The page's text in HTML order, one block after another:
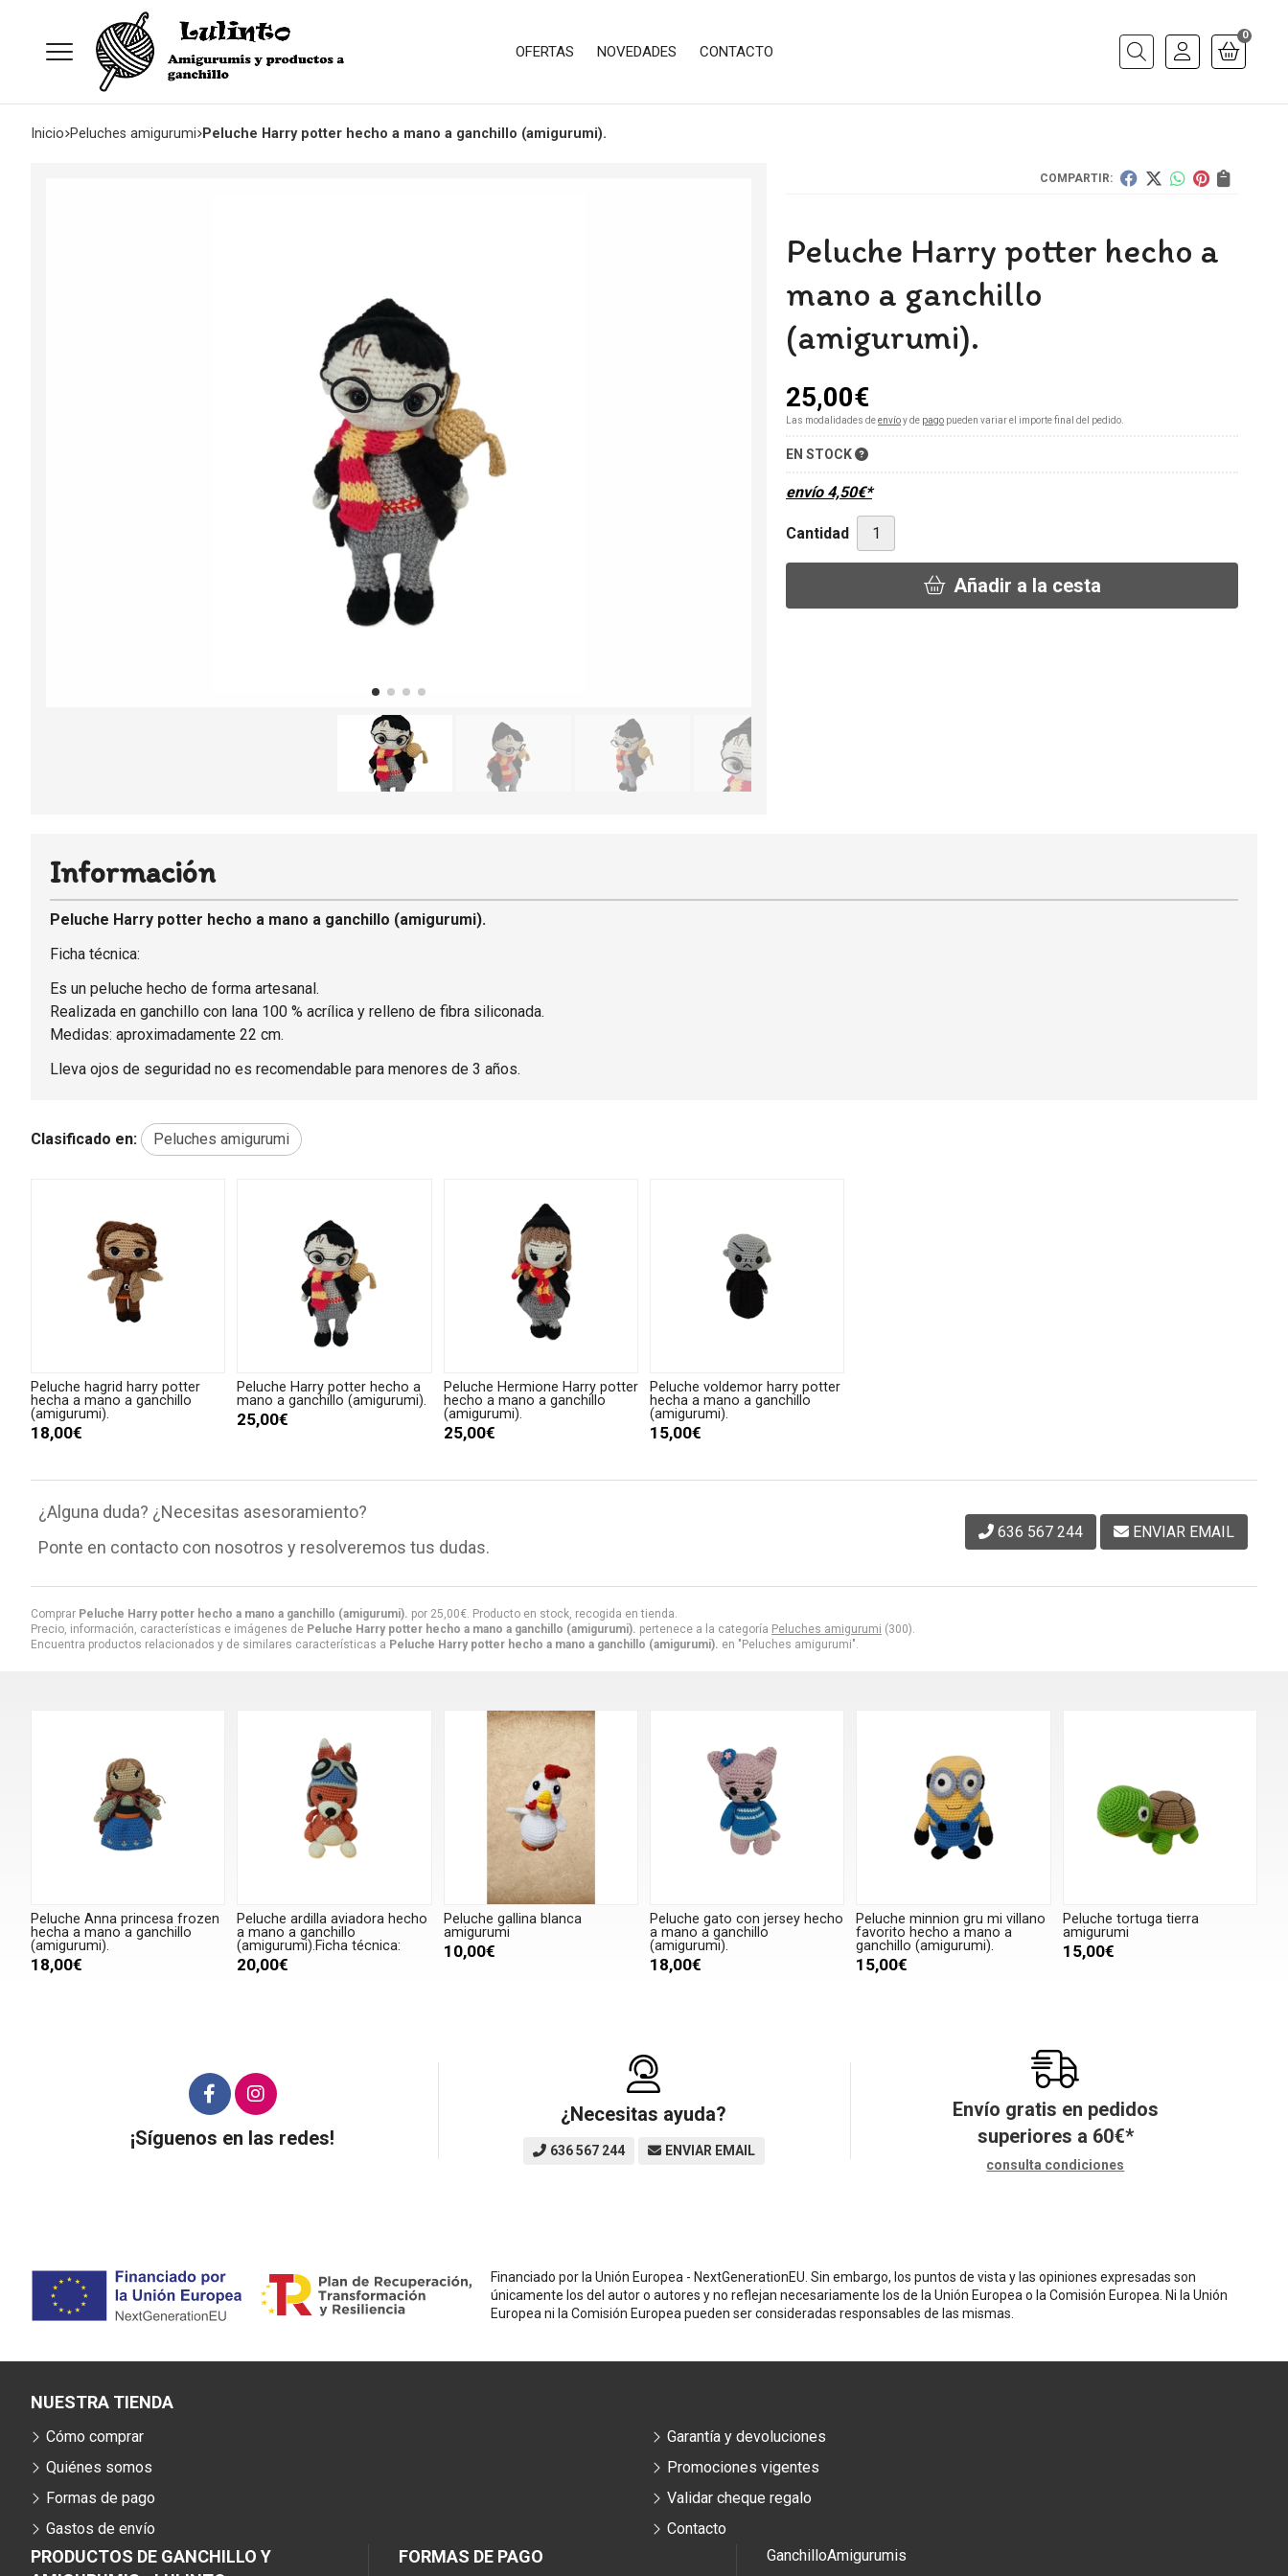
OFERTAS NOVEDADES CONTACTO
Buscar
0
Inicio peluches amigurumi Peluche Harry potter hecho a mano a ganchillo (amigurumi).
COMPARTIR:
Peluche Harry potter hecho a
mano a ganchillo
(amigurumi).
25,00€
Las modalidades deenvíoy de pago pueden variar el importe final del pedido.
EN STOCK
envío 4,50€*
Cantidad
Añadir a la cesta
Comprar Peluche Harry potter hecho a mano a ganchillo (amigurumi). por 25,00€. Producto en stock, recogida en tienda.
Precio, información, características e imágenes de Peluche Harry potter hecho a mano a ganchillo (amigurumi). pertenece a la categoría Peluches amigurumi (300).
Encuentra productos relacionados y de similares características a Peluche Harry potter hecho a mano a ganchillo (amigurumi). en "Peluches amigurumi".
Información
Peluche Harry potter hecho a mano a ganchillo (amigurumi).
Ficha técnica:
Es un peluche hecho de forma artesanal.
Realizada en ganchillo con lana 100 % acrílica y relleno de fibra siliconada.
Medidas: aproximadamente 22 cm.
Lleva ojos de seguridad no es recomendable para menores de 3 años.
Clasificado en: Peluches amigurumi
Peluche hagrid harry potter
hecha a mano a ganchillo
(amigurumi).
18,00€
Peluche Harry potter hecho a
mano a ganchillo (amigurumi).
25,00€
Peluche Hermione Harry potter
hecho a mano a ganchillo
(amigurumi).
25,00€
Peluche voldemor harry potter
hecha a mano a ganchillo
(amigurumi).
15,00€
¿Alguna duda? ¿Necesitas asesoramiento?
Ponte en contacto con nosotros y resolveremos tus dudas.
636 567 244 ENVIAR EMAIL
Peluche Anna princesa frozen
hecha a mano a ganchillo
(amigurumi).
18,00€
Peluche ardilla aviadora hecho
a mano a ganchillo
(amigurumi).Ficha técnica:
20,00€
Peluche gallina blanca
amigurumi
10,00€
Peluche gato con jersey hecho
a mano a ganchillo
(amigurumi).
18,00€
Peluche minnion gru mi villano
favorito hecho a mano a
ganchillo (amigurumi).
15,00€
Peluche tortuga tierra
amigurumi
15,00€
¡Síguenos en las redes!
¿Necesitas ayuda?
636 567 244 ENVIAR EMAIL
Envío gratis en pedidos
superiores a 60€*
consulta condiciones
Financiado por la Unión Europea - NextGenerationEU. Sin embargo, los puntos de vista y las opiniones expresadas son
únicamente los del autor o autores y no reflejan necesariamente los de la Unión Europea o la Comisión Europea. Ni la Unión
Europea ni la Comisión Europea pueden ser consideradas responsables de las mismas.
PRODUCTOS DE GANCHILLO Y
FORMAS DE PAGO
NUESTRA TIENDA
Cómo comprar
Quiénes somos
Formas de pago
Gastos de envío
Garantía y devoluciones
Promociones vigentes
Validar cheque regalo
Contacto
GanchilloAmigurumis